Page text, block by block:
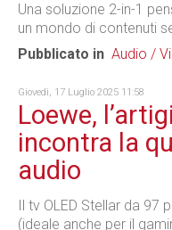
Una soluzione 2-in-1
un mondo di contenuti
Pubblicato in Audio /
Giovedì, 17 Luglio 2025 11:58
Loewe,
incontra la
audio
Il tv OLED Stellar da
(ideale anche per il